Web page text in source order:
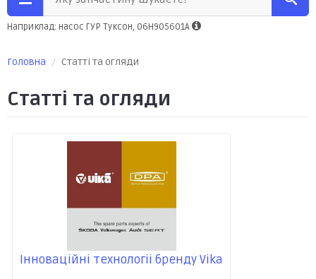
Наприклад: насос ГУР Туксон, 06H905601A
Головна Статті та огляди
Статті та огляди
Інноваційні технологіі бренду Vika